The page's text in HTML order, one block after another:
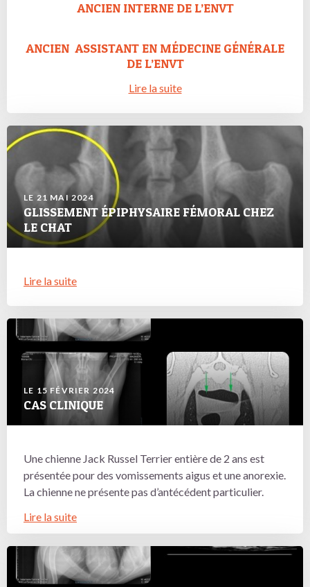
ANCIEN INTERNE DE L’ENVT
ANCIEN ASSISTANT EN MÉDECINE GÉNÉRALE
DE L’ENVT
Lire la suite
LE 21 MAI 2024
GLISSEMENT ÉPIPHYSAIRE FÉMORAL CHEZ
LE CHAT
Lire la suite
LE 15 FÉVRIER 2024
CAS CLINIQUE
Une chienne Jack Russel Terrier entière de 2 ans est
présentée pour des vomissements aigus et une anorexie.
La chienne ne présente pas d’antécédent particulier.
Lire la suite